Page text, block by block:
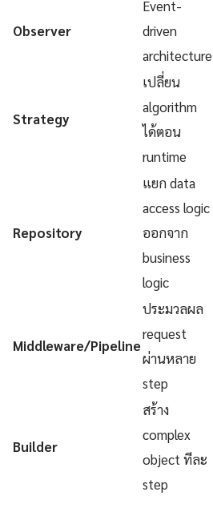
Observer
Event-
driven
architecture
Strategy
เปลี่ยน
algorithm
ได้ตอน
runtime
Repository
แยก data
access logic
ออกจาก
business
logic
Middleware/Pipeline
ประมวลผล
request
ผ่านหลาย
step
Builder
สร้าง
complex
object ทีละ
step